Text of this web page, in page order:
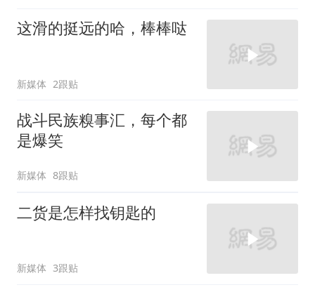
这滑的挺远的哈，棒棒哒
新媒体 2跟贴
战斗民族糗事汇，每个都
是爆笑
新媒体 8跟贴
二货是怎样找钥匙的
新媒体 3跟贴